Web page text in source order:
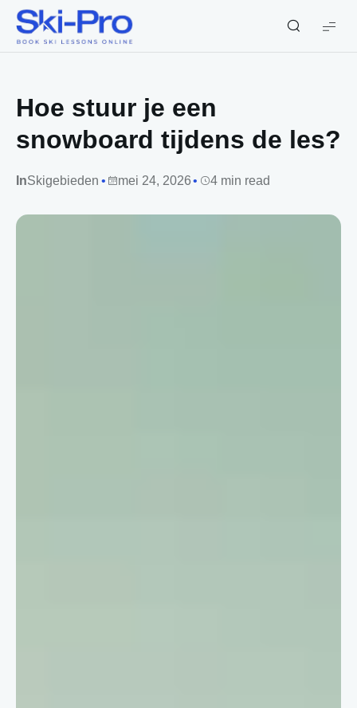
Ski-
Pro
Hoe stuur je een
snowboard tijdens de les?
InSkigebieden mei 24, 2026 4 min read